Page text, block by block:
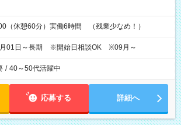
（休憩60分）実働6時間 （残業少なめ！）
01日～長期 ※開始日相談OK ※09月～
/ 40～50代活躍中
応募する 詳細へ